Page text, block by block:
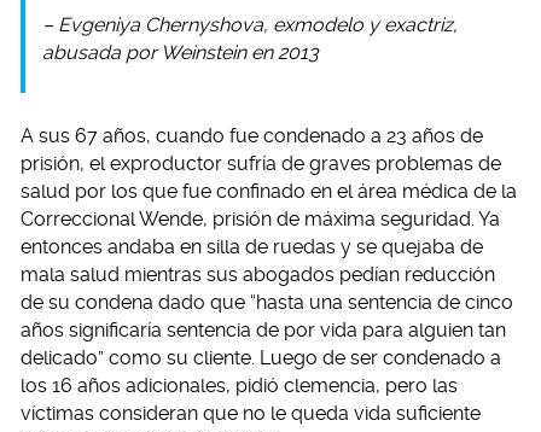
– Evgeniya Chernyshova, exmodelo y exactriz,
abusada por Weinstein en 2013
A sus 67 años, cuando fue condenado a 23 años de
prisión, el exproductor sufría de graves problemas de
salud por los que fue confinado en el área médica de la
Correccional Wende, prisión de máxima seguridad. Ya
entonces andaba en silla de ruedas y se quejaba de
mala salud mientras sus abogados pedían reducción
de su condena dado que “hasta una sentencia de cinco
años significaría sentencia de por vida para alguien tan
delicado” como su cliente. Luego de ser condenado a
los 16 años adicionales, pidió clemencia, pero las
víctimas consideran que no le queda vida suficiente